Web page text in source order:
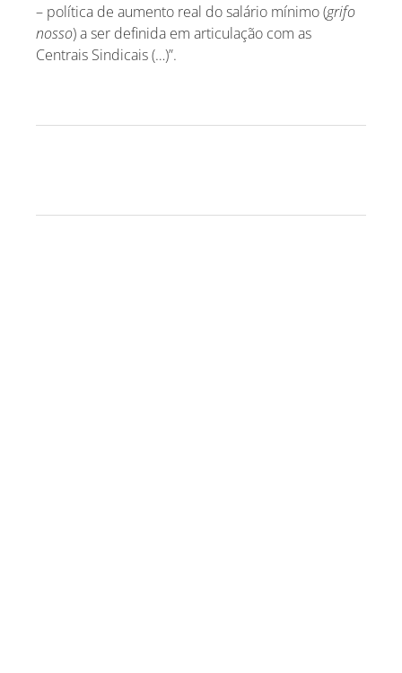
– política de aumento real do salário mínimo (grifo
nosso) a ser definida em articulação com as
Centrais Sindicais (…)”.